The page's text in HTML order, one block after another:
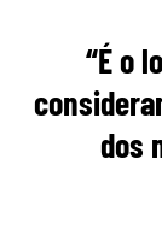
“É o
dos